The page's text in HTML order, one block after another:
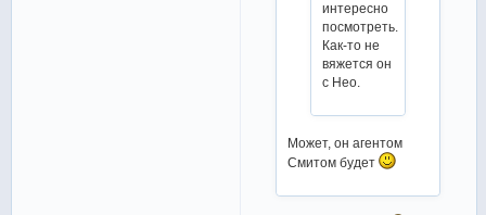
интересно
посмотреть.
Как-то не
вяжется он
с Нео.
Может, он агентом
Смитом будет